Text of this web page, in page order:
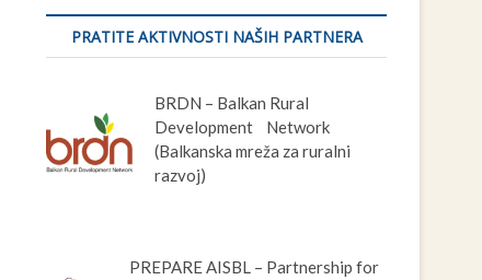
PRATITE AKTIVNOSTI NAŠIH PARTNERA
BRDN – Balkan Rural
Development Network
(Balkanska mreža za ruralni
razvoj)
PREPARE AISBL – Partnership for